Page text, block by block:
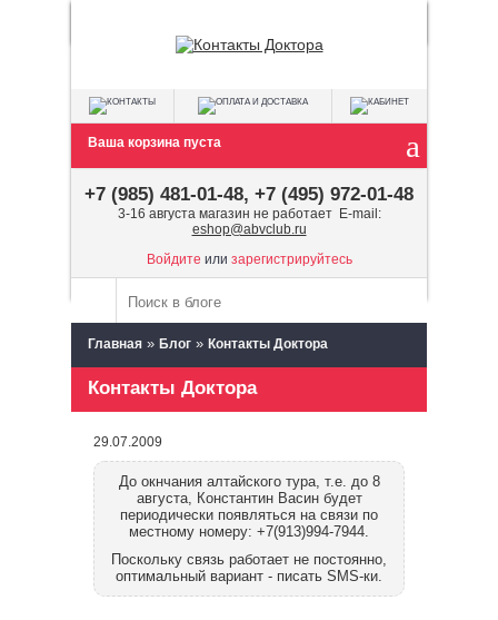
Ваша корзина пуста
+7 (985) 481-01-48, +7 (495) 972-01-48
3-16 августа магазин не работает E-mail:
eshop@abvclub.ru
Войдите или зарегистрируйтесь
Главная » Блог » Контакты Доктора
Контакты Доктора
29.07.2009
До окнчания алтайского тура, т.е. до 8
августа, Константин Васин будет
периодически появляться на связи по
местному номеру: +7(913)994-7944.
Поскольку связь работает не постоянно,
оптимальный вариант - писать SMS-ки.